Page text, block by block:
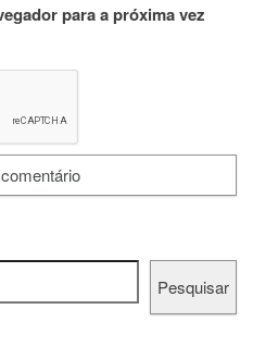
para a próxima vez
Pesquisar